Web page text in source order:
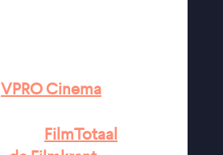
VPRO Cinema
FilmTotaal